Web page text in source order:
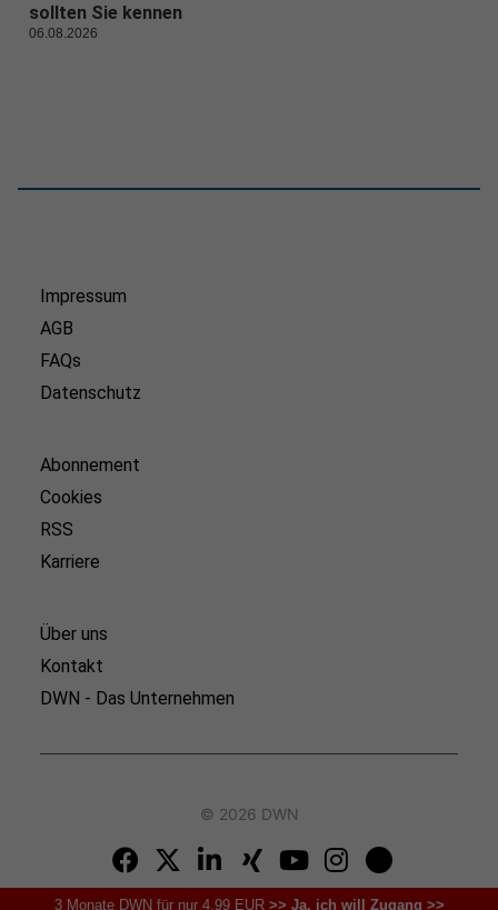
sollten Sie kennen
06.08.2026
Impressum
AGB
FAQs
Datenschutz
Abonnement
Cookies
RSS
Karriere
Über uns
Kontakt
DWN - Das Unternehmen
© 2026 DWN
3 Monate DWN für nur 4,99 EUR>> Ja, ich will Zugang >>